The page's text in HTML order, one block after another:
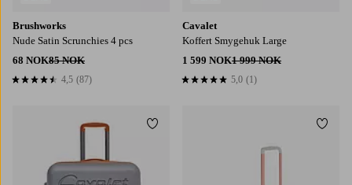
Brushworks
Nude Satin Scrunchies 4 pcs
68 NOK85 NOK
4,5 basert på 87 karaktergivninger
4,5 (87)
Cavalet
Koffert Smygehuk Large
1 599 NOK1 999 NOK
5,0 basert på 1 karaktergivninger
5,0 (1)
Legg til favoritter